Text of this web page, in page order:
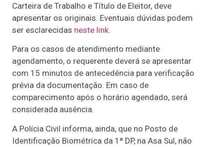
Carteira de Trabalho e Título de Eleitor, deve
apresentar os originais. Eventuais dúvidas podem
ser esclarecidas neste link.
Para os casos de atendimento mediante
agendamento, o requerente deverá se apresentar
com 15 minutos de antecedência para verificação
prévia da documentação. Em caso de
comparecimento após o horário agendado, será
considerada ausência.
A Polícia Civil informa, ainda, que no Posto de
Identificação Biométrica da 1ª DP, na Asa Sul, não